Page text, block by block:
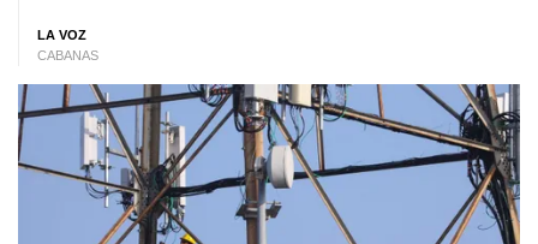
LA VOZ
CABANAS